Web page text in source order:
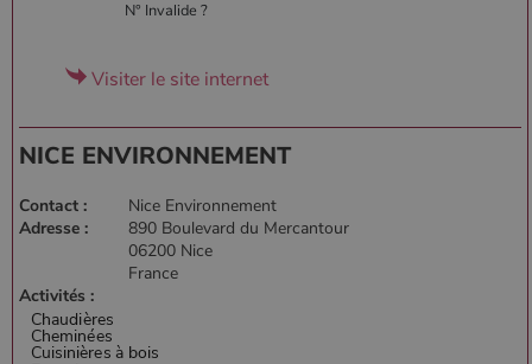
N° Invalide ?
Visiter le site internet
NICE ENVIRONNEMENT
Contact :
Nice Environnement
Adresse :
890 Boulevard du Mercantour
06200 Nice
France
Activités :